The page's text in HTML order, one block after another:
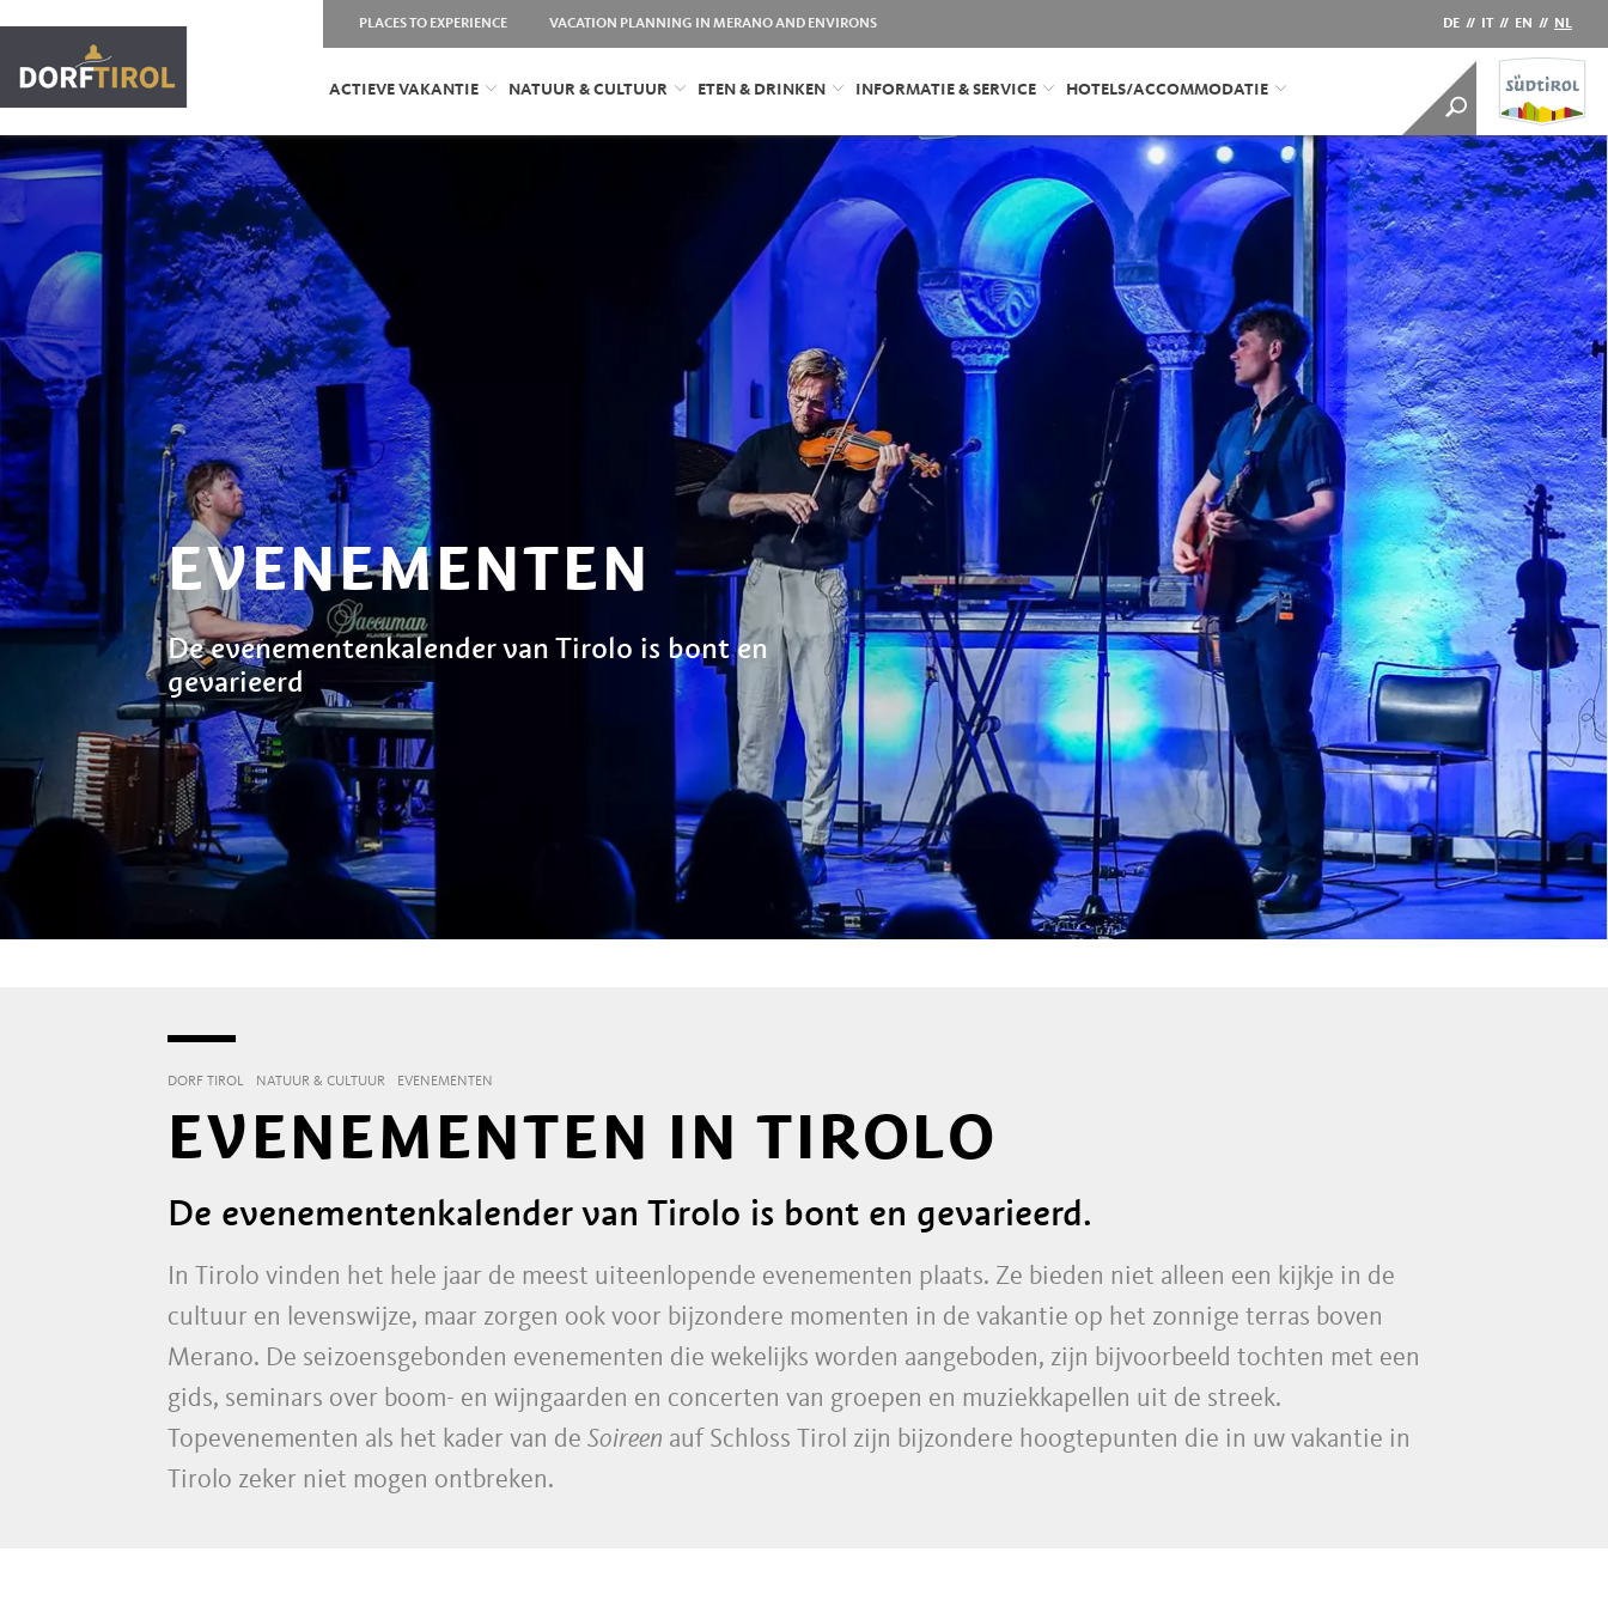
PLACES TO EXPERIENCE VACATION PLANNING IN MERANO AND ENVIRONS DE // IT // EN // NL
ACTIEVE VAKANTIE NATUUR & CULTUUR ETEN & DRINKEN INFORMATIE & SERVICE HOTELS/ACCOMMODATIE
EVENEMENTEN
De evenementenkalender van Tirolo is bont en
gevarieerd
DORF TIROL NATUUR & CULTUUR EVENEMENTEN
EVENEMENTEN IN TIROLO
De evenementenkalender van Tirolo is bont en gevarieerd.
In Tirolo vinden het hele jaar de meest uiteenlopende evenementen plaats. Ze bieden niet alleen een kijkje in de
cultuur en levenswijze, maar zorgen ook voor bijzondere momenten in de vakantie op het zonnige terras boven
Merano. De seizoensgebonden evenementen die wekelijks worden aangeboden, zijn bijvoorbeeld tochten met een
gids, seminars over boom- en wijngaarden en concerten van groepen en muziekkapellen uit de streek.
Topevenementen als het kader van de Soireen auf Schloss Tirol zijn bijzondere hoogtepunten die in uw vakantie in
Tirolo zeker niet mogen ontbreken.